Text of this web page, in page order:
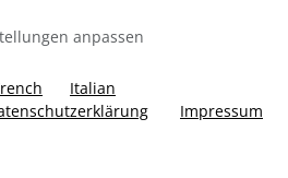
anpassen
Italian
Impressum